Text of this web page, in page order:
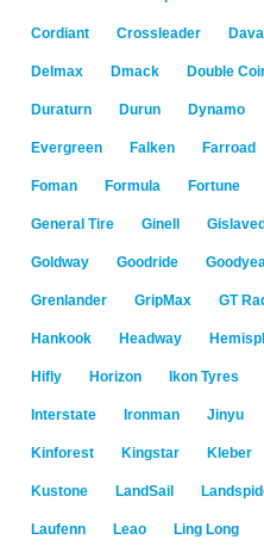
Cordiant Crossleader
Delmax Dmack Double
Duraturn Durun Dynamo
Evergreen Falken Farroad
Foman Formula Fortune
General Tire Ginell Gislaved
Goldway Goodride
Grenlander GripMax GT
Hankook Headway
Hifly Horizon Ikon Tyres
Interstate Ironman Jinyu
Kinforest Kingstar Kleber
Kustone LandSail
Laufenn Leao Ling Long